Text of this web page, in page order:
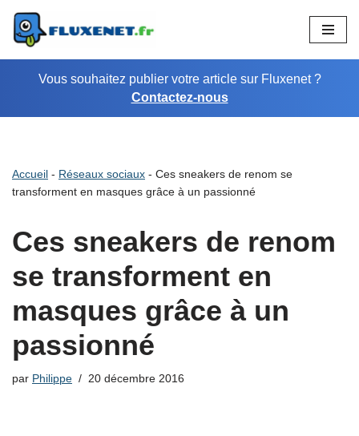
Aller
au
contenuVous souhaitez publier votre article sur Fluxenet ?
Contactez-nous
Accueil - Réseaux sociaux - Ces sneakers de renom se
transforment en masques grâce à un passionné
Ces sneakers de renom
se transforment en
masques grâce à un
passionné
par Philippe 20 décembre 2016